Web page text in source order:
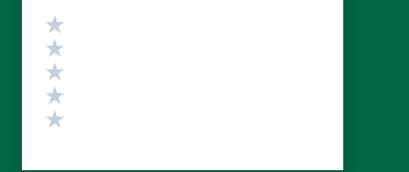
Valutazione